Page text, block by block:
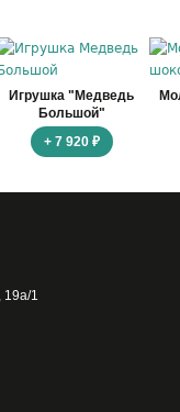
Игрушка "Медведь
Большой"
+ 7 920 ₽
19а/1